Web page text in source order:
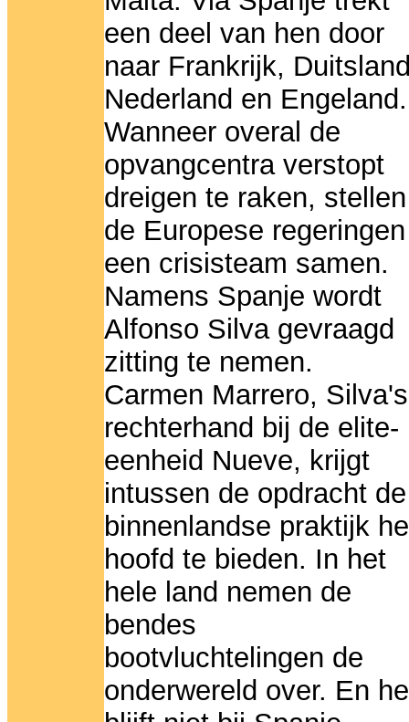
een deel van hen door
naar Frankrijk,
Nederland en Engeland.
Wanneer overal de
opvangcentra verstopt
dreigen te raken, stellen
de Europese regeringen
een crisisteam samen.
Namens Spanje wordt
Alfonso Silva gevraagd
zitting te nemen.
Carmen Marrero, Silva's
rechterhand bij de elite-
eenheid Nueve, krijgt
intussen de opdracht de
binnenlandse praktijk
hoofd te bieden. In het
hele land nemen de
bendes
bootvluchtelingen de
onderwereld over. En